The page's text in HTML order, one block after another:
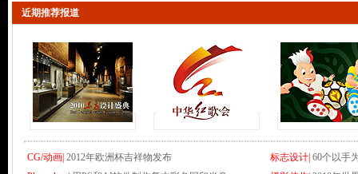
近期推荐报道
CG/动画| 2012年欧洲杯吉祥物发布 标志设计| 60个以手